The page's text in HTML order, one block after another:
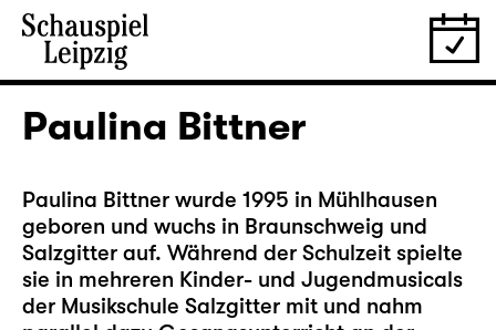
Paulina Bittner
Paulina Bittner wurde 1995 in Mühlhausen
geboren und wuchs in Braunschweig und
Salzgitter auf. Während der Schulzeit spielte
sie in mehreren Kinder- und Jugendmusicals
der Musikschule Salzgitter mit und nahm